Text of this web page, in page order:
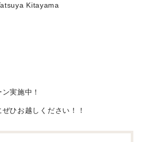
Kitayama
実施中！
ひお越しください！！